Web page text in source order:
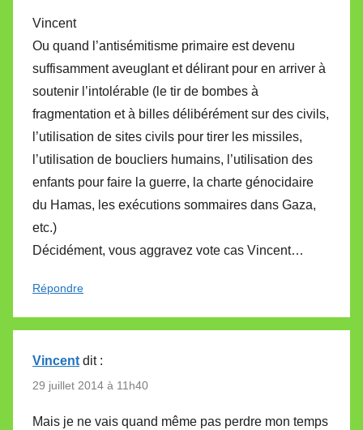
Vincent
Ou quand l’antisémitisme primaire est devenu
suffisamment aveuglant et délirant pour en arriver à
soutenir l’intolérable (le tir de bombes à
fragmentation et à billes délibérément sur des civils,
l’utilisation de sites civils pour tirer les missiles,
l’utilisation de boucliers humains, l’utilisation des
enfants pour faire la guerre, la charte génocidaire
du Hamas, les exécutions sommaires dans Gaza,
etc.)
Décidément, vous aggravez vote cas Vincent…
Répondre
Vincent dit :
29 juillet 2014 à 11h40
Mais je ne vais quand même pas perdre mon temps